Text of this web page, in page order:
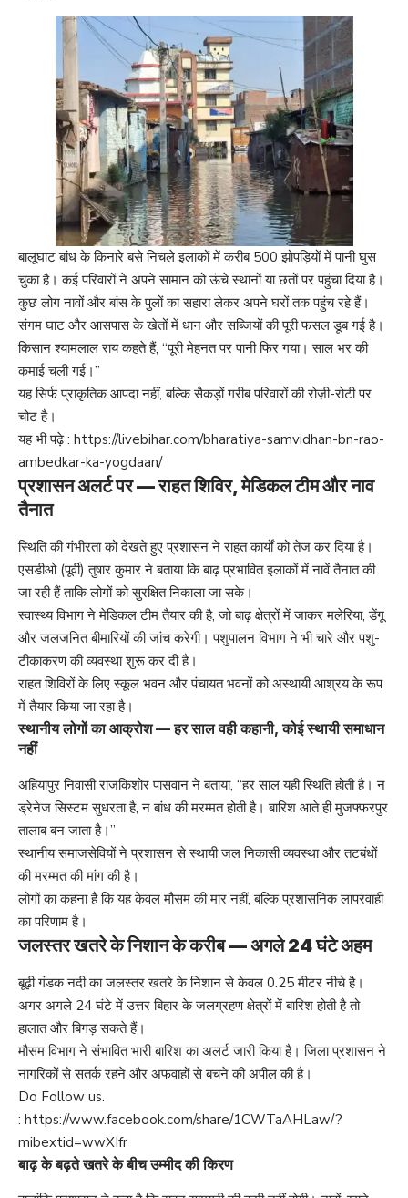
बालूघाट बांध के किनारे बसे निचले इलाकों में करीब 500 झोपड़ियों में पानी घुस
चुका है। कई परिवारों ने अपने सामान को ऊंचे स्थानों या छतों पर पहुंचा दिया है।
कुछ लोग नावों और बांस के पुलों का सहारा लेकर अपने घरों तक पहुंच रहे हैं।
संगम घाट और आसपास के खेतों में धान और सब्जियों की पूरी फसल डूब गई है।
किसान श्यामलाल राय कहते हैं, “पूरी मेहनत पर पानी फिर गया। साल भर की
कमाई चली गई।”
यह सिर्फ प्राकृतिक आपदा नहीं, बल्कि सैकड़ों गरीब परिवारों की रोज़ी-रोटी पर
चोट है।
यह भी पढ़े : https://livebihar.com/bharatiya-samvidhan-bn-rao-
ambedkar-ka-yogdaan/
प्रशासन अलर्ट पर — राहत शिविर, मेडिकल टीम और नाव
तैनात
स्थिति की गंभीरता को देखते हुए प्रशासन ने राहत कार्यों को तेज कर दिया है।
एसडीओ (पूर्वी) तुषार कुमार ने बताया कि बाढ़ प्रभावित इलाकों में नावें तैनात की
जा रही हैं ताकि लोगों को सुरक्षित निकाला जा सके।
स्वास्थ्य विभाग ने मेडिकल टीम तैयार की है, जो बाढ़ क्षेत्रों में जाकर मलेरिया, डेंगू
और जलजनित बीमारियों की जांच करेगी। पशुपालन विभाग ने भी चारे और पशु-
टीकाकरण की व्यवस्था शुरू कर दी है।
राहत शिविरों के लिए स्कूल भवन और पंचायत भवनों को अस्थायी आश्रय के रूप
में तैयार किया जा रहा है।
स्थानीय लोगों का आक्रोश — हर साल वही कहानी, कोई स्थायी समाधान
नहीं
अहियापुर निवासी राजकिशोर पासवान ने बताया, “हर साल यही स्थिति होती है। न
ड्रेनेज सिस्टम सुधरता है, न बांध की मरम्मत होती है। बारिश आते ही मुजफ्फरपुर
तालाब बन जाता है।”
स्थानीय समाजसेवियों ने प्रशासन से स्थायी जल निकासी व्यवस्था और तटबंधों
की मरम्मत की मांग की है।
लोगों का कहना है कि यह केवल मौसम की मार नहीं, बल्कि प्रशासनिक लापरवाही
का परिणाम है।
जलस्तर खतरे के निशान के करीब — अगले 24 घंटे अहम
बूढ़ी गंडक नदी का जलस्तर खतरे के निशान से केवल 0.25 मीटर नीचे है।
अगर अगले 24 घंटे में उत्तर बिहार के जलग्रहण क्षेत्रों में बारिश होती है तो
हालात और बिगड़ सकते हैं।
मौसम विभाग ने संभावित भारी बारिश का अलर्ट जारी किया है। जिला प्रशासन ने
नागरिकों से सतर्क रहने और अफवाहों से बचने की अपील की है।
Do Follow us.
: https://www.facebook.com/share/1CWTaAHLaw/?
mibextid=wwXIfr
बाढ़ के बढ़ते खतरे के बीच उम्मीद की किरण